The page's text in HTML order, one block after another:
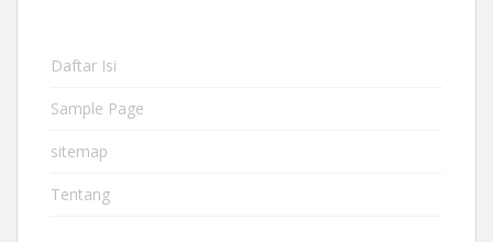
Daftar Isi
Sample Page
sitemap
Tentang